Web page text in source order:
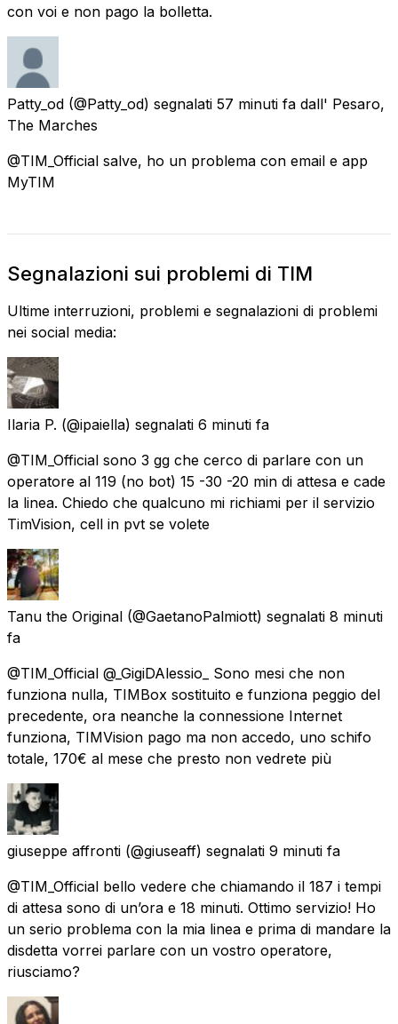
con voi e non pago la bolletta.
Patty_od (@Patty_od) segnalati 57 minuti fa dall' Pesaro,
The Marches
@TIM_Official salve, ho un problema con email e app
MyTIM
Segnalazioni sui problemi di TIM
Ultime interruzioni, problemi e segnalazioni di problemi
nei social media:
Ilaria P. (@ipaiella) segnalati 6 minuti fa
@TIM_Official sono 3 gg che cerco di parlare con un
operatore al 119 (no bot) 15 -30 -20 min di attesa e cade
la linea. Chiedo che qualcuno mi richiami per il servizio
TimVision, cell in pvt se volete
Tanu the Original (@GaetanoPalmiott) segnalati 8 minuti
fa
@TIM_Official @_GigiDAlessio_ Sono mesi che non
funziona nulla, TIMBox sostituito e funziona peggio del
precedente, ora neanche la connessione Internet
funziona, TIMVision pago ma non accedo, uno schifo
totale, 170€ al mese che presto non vedrete più
giuseppe affronti (@giuseaff) segnalati 9 minuti fa
@TIM_Official bello vedere che chiamando il 187 i tempi
di attesa sono di un’ora e 18 minuti. Ottimo servizio! Ho
un serio problema con la mia linea e prima di mandare la
disdetta vorrei parlare con un vostro operatore,
riusciamo?